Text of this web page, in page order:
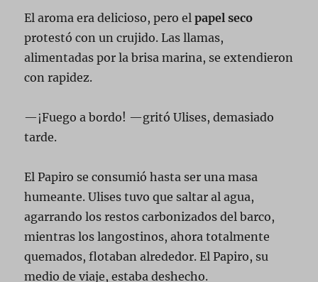
El aroma era delicioso, pero elpapel seco
protestó con un crujido. Las llamas,
alimentadas por la brisa marina, se extendieron
con rapidez.
—¡Fuego a bordo! —gritó Ulises, demasiado
tarde.
El Papiro se consumió hasta ser una masa
humeante. Ulises tuvo que saltar al agua,
agarrando los restos carbonizados del barco,
mientras los langostinos, ahora totalmente
quemados, flotaban alrededor. El Papiro, su
medio de viaje, estaba deshecho.